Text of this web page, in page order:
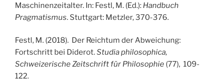
Maschinenzeitalter. In: Festl, M. (Ed.): Handbuch
Pragmatismus. Stuttgart: Metzler, 370-376.
Festl, M. (2018). Der Reichtum der Abweichung:
Fortschritt bei Diderot.Studia philosophica,
Schweizerische Zeitschrift für Philosophie (77), 109-
122.